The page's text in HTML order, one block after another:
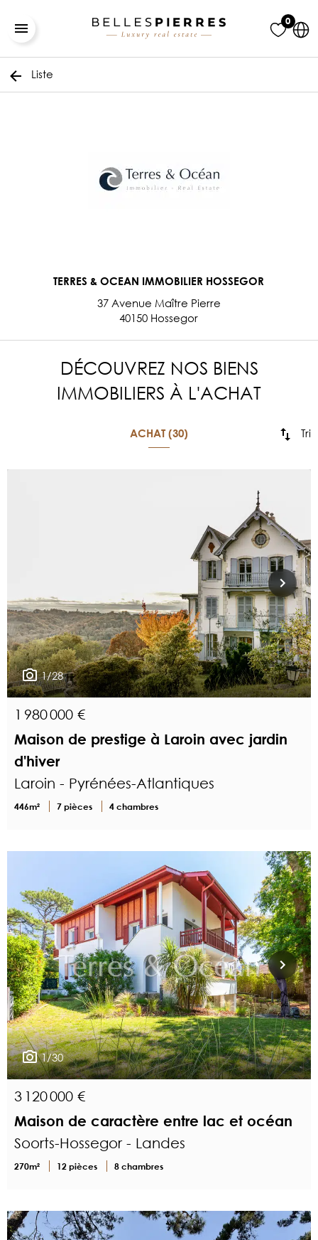
0
Liste
TERRES & OCEAN IMMOBILIER HOSSEGOR
37 Avenue Maître Pierre
40150 Hossegor
DÉCOUVREZ NOS BIENS
IMMOBILIERS À L'ACHAT
ACHAT (30) Tri
1/28
1 980 000 €
Maison de prestige à Laroin avec jardin
d'hiver
Laroin - Pyrénées-Atlantiques
446m² 7 pièces 4 chambres
1/30
3 120 000 €
Maison de caractère entre lac et océan
Soorts-Hossegor - Landes
270m² 12 pièces 8 chambres